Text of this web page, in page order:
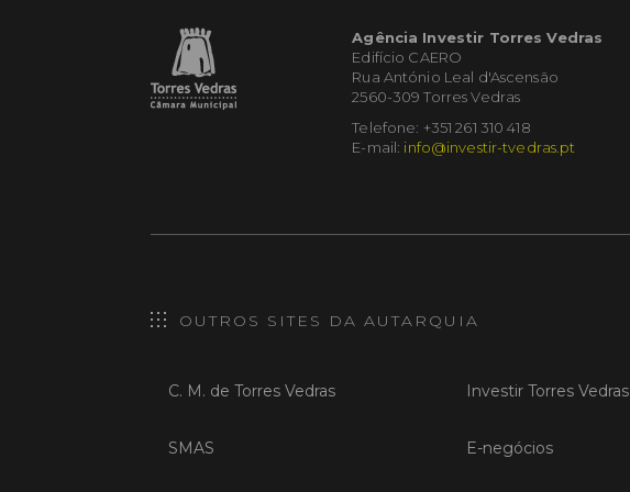
Agência Investir Torres Vedras
Edifício CAERO
Rua António Leal d'Ascensão
2560-309 Torres Vedras
Telefone: +351 261 310 418
E-mail: info@investir-tvedras.pt
OUTROS SITES DA AUTARQUIA
C. M. de Torres Vedras
SMAS
Investir Torres Vedras
E-negócios